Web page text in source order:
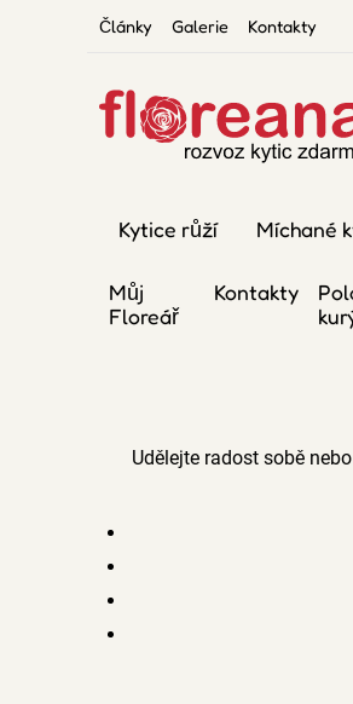
Články Galerie Kontakty
Kytice růží Míchané
Můj
Floreář
Kontakty
Udělejte radost sobě